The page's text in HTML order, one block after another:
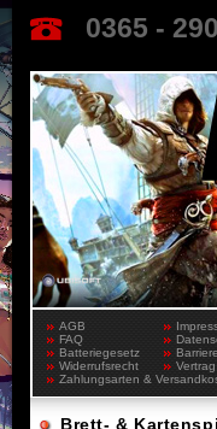
0365 -
AGB
FAQ
Batteriegesetz
Widerrufsrecht
Zahlungsarten &
Brett- &